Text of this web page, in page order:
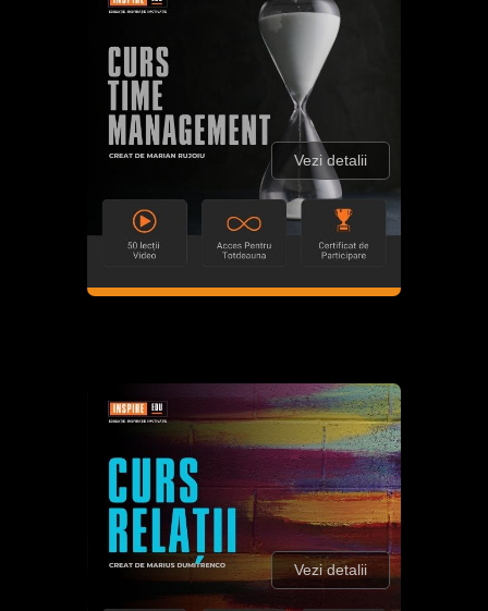
Vezi detalii
Vezi detalii